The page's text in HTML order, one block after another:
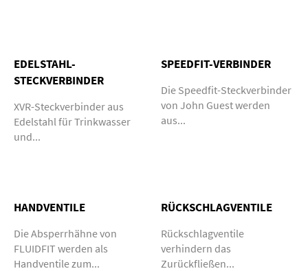
EDELSTAHL-
STECKVERBINDER
XVR-Steckverbinder aus
Edelstahl für Trinkwasser
und...
SPEEDFIT-VERBINDER
Die Speedfit-Steckverbinder
von John Guest werden
aus...
HANDVENTILE
Die Absperrhähne von
FLUIDFIT werden als
Handventile zum...
RÜCKSCHLAGVENTILE
Rückschlagventile
verhindern das
Zurückfließen...